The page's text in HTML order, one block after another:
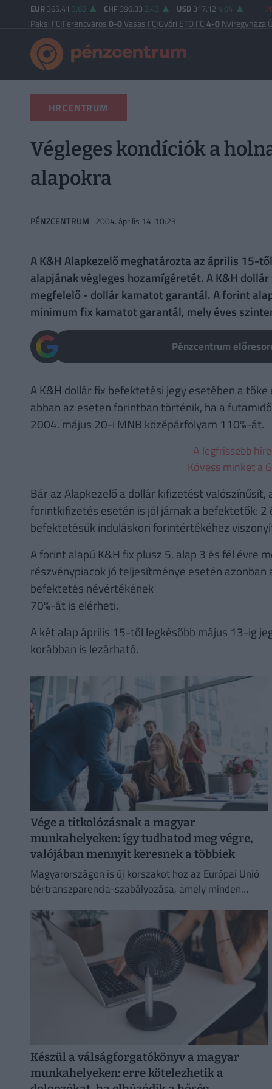
EUR 365.41 3.68 CHF 390.33 2.43 USD 317.12 4.04
Ferencváros0-0Vasas FC|Győri ETO FC4-0Nyíregyháza|Újpest FC
HRCENTRUM
Végleges kondíciók a
alapokra
PÉNZCENTRUM 2004. április 14. 10:23
A K&H Alapkezelő meghatározta az április 15-
alapjának végleges hozamígéretét. A K&H
megfelelő - dollár kamatot garantál. A forint
minimum fix kamatot garantál, mely éves
Pénzcentrum
A K&H dollár fix befektetési jegy esetében a
abban az eseten forintban történik, ha a
2004. május 20-i MNB középárfolyam 110%-át.
A legfrissebb
Kövess minket a
Bár az Alapkezelő a dollár kifizetést
forintkifizetés esetén is jól járnak a befektetők:
befektetésük induláskori forintértékéhez
A forint alapú K&H fix plusz 5. alap 3 és fél évre
részvénypiacok jó teljesítménye esetén
befektetés névértékének
70%-át is elérheti.
A két alap április 15-től legkésőbb május 13-ig
korábban is lezárható.
Vége a titkolózásnak a magyar
munkahelyeken: így tudhatod meg végre,
valójában mennyit keresnek a többiek
Magyarországon is új korszakot hoz az Európai Unió
bértranszparencia-szabályozása, amely minden
Készül a válságforgatókönyv a magyar
munkahelyeken: erre kötelezhetik a